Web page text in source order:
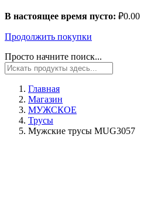
В настоящее время пусто: ₽0.00
Продолжить покупки
Просто начните поиск...
Главная
Магазин
МУЖСКОЕ
Трусы
Мужские трусы MUG3057